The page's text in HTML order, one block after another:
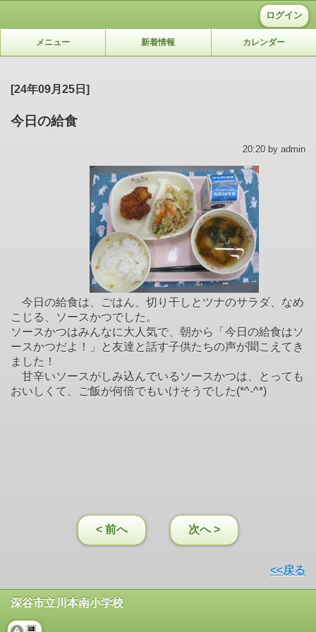
ログイン
メニュー 新着情報 カレンダー
[24年09月25日]
今日の給食
20:20 by admin
今日の給食は、ごはん、切り干しとツナのサラダ、なめ
こじる、ソースかつでした。
ソースかつはみんなに大人気で、朝から「今日の給食はソ
ースかつだよ！」と友達と話す子供たちの声が聞こえてき
ました！
甘辛いソースがしみ込んでいるソースかつは、とっても
おいしくて、ご飯が何倍でもいけそうでした(*^-^*)
< 前へ 次へ >
<<戻る
深谷市立川本南小学校